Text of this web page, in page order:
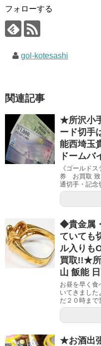
フォローする
gol-kotesashi
関連記事
★所沢小
ード切手
能西埼玉
ドームバ
《ゴールド
券 お買取 致
通切手・記念
◆貴金属
ていても
ル入りも
買取!!★所
山 飯能
お昼を早く食
いてきました
だ２０時まで
★お酒出